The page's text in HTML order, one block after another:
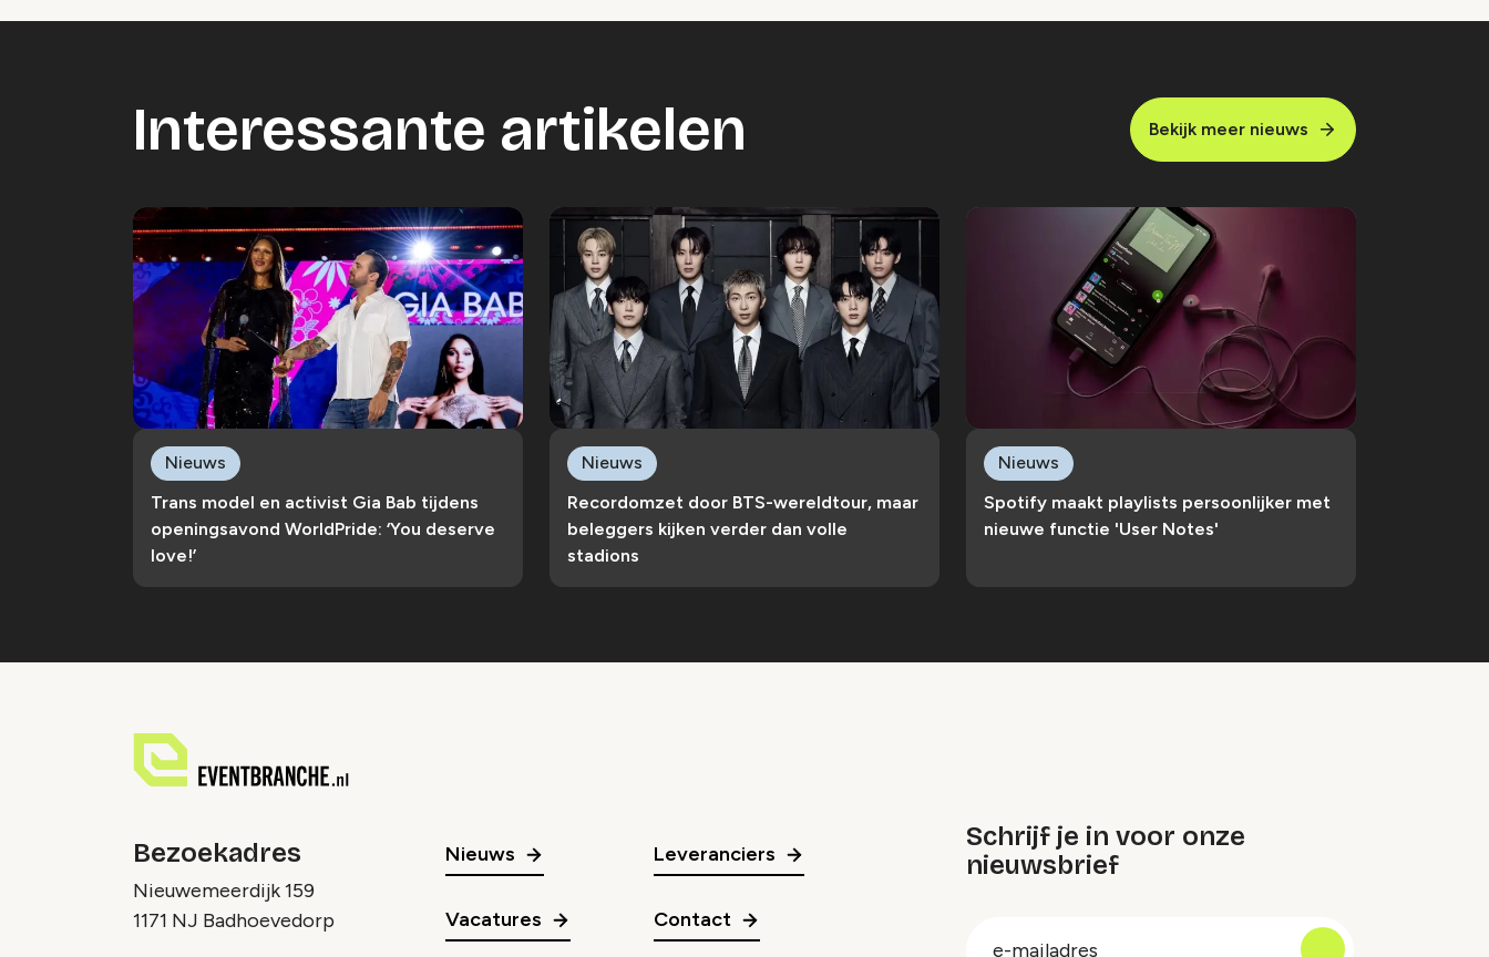
Interessante artikelen Bekijk meer nieuws
Trans model en activist Gia Bab tijdens
openingsavond WorldPride: ‘You deserve
love!’
Nieuws
Recordomzet door BTS-wereldtour, maar
beleggers kijken verder dan volle
stadions
Nieuws
Spotify maakt playlists persoonlijker met
nieuwe functie 'User Notes'
Nieuws
Bezoekadres
Nieuwemeerdijk 159
1171 NJ Badhoevedorp
Nieuws
Vacatures
Leveranciers
Contact
Schrijf je in voor onze
nieuwsbrief